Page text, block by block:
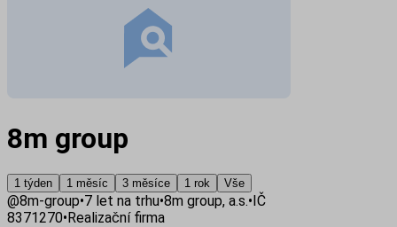
8m group
1 týden 1 měsíc 3 měsíce 1 rok Vše
@8m-group•7 let na trhu•8m group, a.s.•IČ
8371270•Realizační firma